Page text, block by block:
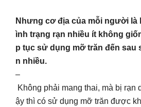
Nhưng cơ địa của mỗi người là
ình trạng rạn nhiều ít không
p tục sử dụng mỡ trăn đến sau
n nhiều.
–
Không phải mang thai, mà bị rạn
ậy thì có sử dụng mỡ trăn được